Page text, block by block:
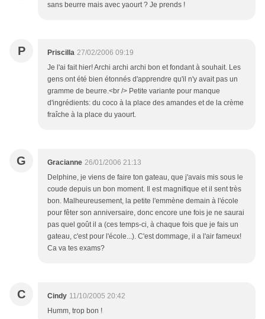
sans beurre mais avec yaourt ? Je prends !
P Priscilla 27/02/2006 09:19
Je l'ai fait hier! Archi archi archi bon et fondant à souhait. Les
gens ont été bien étonnés d'apprendre qu'il n'y avait pas un
gramme de beurre.<br /> Petite variante pour manque
d'ingrédients: du coco à la place des amandes et de la crème
fraîche à la place du yaourt.
G Gracianne 26/01/2006 21:13
Delphine, je viens de faire ton gateau, que j'avais mis sous le
coude depuis un bon moment. Il est magnifique et il sent très
bon. Malheureusement, la petite l'emmène demain à l'école
pour fêter son anniversaire, donc encore une fois je ne saurai
pas quel goût il a (ces temps-ci, à chaque fois que je fais un
gateau, c'est pour l'école...). C'est dommage, il a l'air fameux!
Ca va tes exams?
C Cindy 11/10/2005 20:42
Humm, trop bon !